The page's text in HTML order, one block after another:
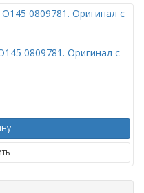
0809781. Оригинал с